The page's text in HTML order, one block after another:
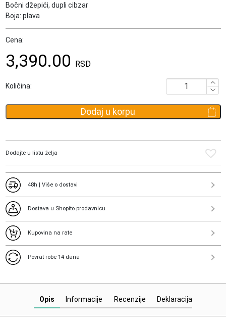
Bočni džepići, dupli cibzar
Boja: plava
Cena:
3,390.00 RSD
Količina:
ranac
Disney
Dodaj u korpu
Dodajte u listu želja
48h | Više o dostavi
Dostava u Shopito prodavnicu
Kupovina na rate
Povrat robe 14 dana
Opis Deklaracija
Informacije Recenzije